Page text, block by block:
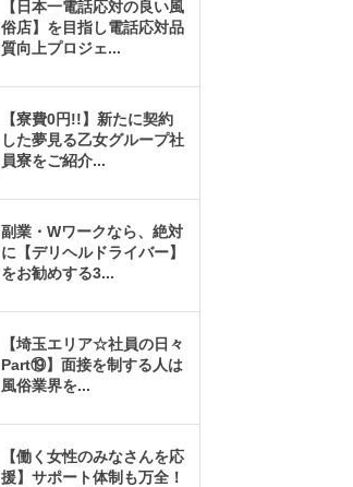
【日本一電話応対の良い風
俗店】を目指し電話応対品
質向上プロジェ...
【寮費0円!!】新たに契約
した夢見る乙女グループ社
員寮をご紹介...
副業・Wワークなら、絶対
に【デリヘルドライバー】
をお勧めする3...
【埼玉エリア☆社員の日々
Part⑲】面接を制する人は
風俗業界を...
【働く女性のみなさんを応
援】サポート体制も万全！